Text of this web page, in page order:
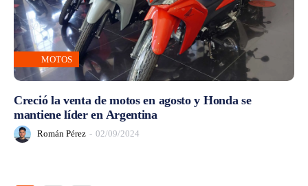
MOTOS
Creció la venta de motos en agosto y Honda se
mantiene líder en Argentina
Román Pérez - 02/09/2024